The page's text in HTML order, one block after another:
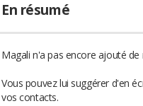
En résumé
Magali n'a pas encore ajouté
Vous pouvez lui suggérer d'en
vos contacts.